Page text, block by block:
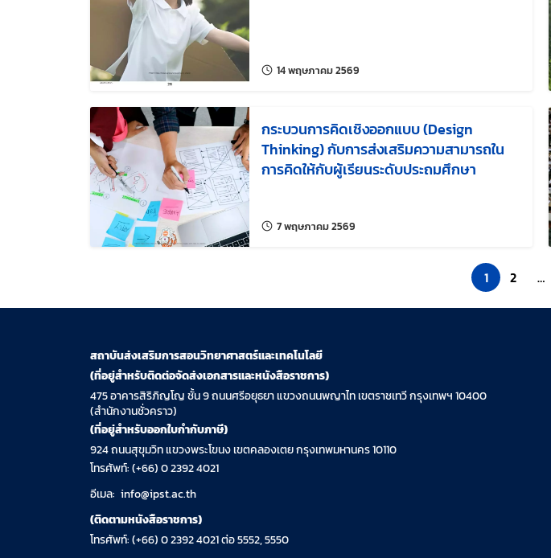
14 พฤษภาคม 2569
กระบวนการคิดเชิงออกแบบ (Design
Thinking) กับการส่งเสริมความสามารถใน
การคิดให้กับผู้เรียนระดับประถมศึกษา
7 พฤษภาคม 2569
1 2 …
สถาบันส่งเสริมการสอนวิทยาศาสตร์และเทคโนโลยี
(ที่อยู่สำหรับติดต่อจัดส่งเอกสารและหนังสือราชการ)
475 อาคารสิริภิญโญ ชั้น 9 ถนนศรีอยุธยา แขวงถนนพญาไท เขตราชเทวี กรุงเทพฯ 10400
(สำนักงานชั่วคราว)
(ที่อยู่สำหรับออกใบกำกับภาษี)
924 ถนนสุขุมวิท แขวงพระโขนง เขตคลองเตย กรุงเทพมหานคร 10110
โทรศัพท์: (+66) 0 2392 4021
อีเมล: info@ipst.ac.th
(ติดตามหนังสือราชการ)
โทรศัพท์: (+66) 0 2392 4021 ต่อ 5552, 5550